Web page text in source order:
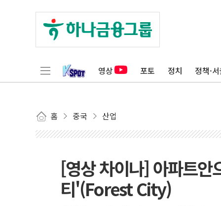
영상 포토 정치 정책·
홈 중국 산업
[영상 차이나] 아파트안
티'(Forest City)